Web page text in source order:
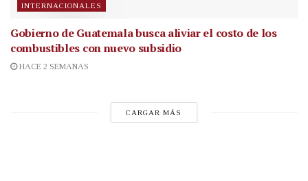
INTERNACIONALES
Gobierno de Guatemala busca aliviar el costo de los
combustibles con nuevo subsidio
HACE 2 SEMANAS
CARGAR MÁS